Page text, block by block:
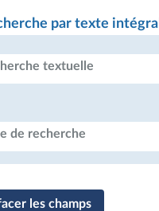
par texte intégral
textuelle
de recherche
les champs